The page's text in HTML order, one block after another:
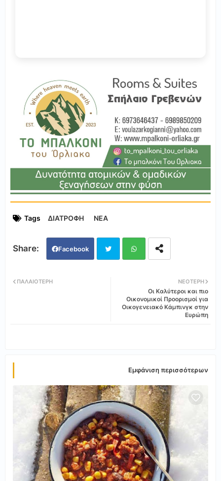
Tags ΔΙΑΤΡΟΦΗ ΝΕΑ
Facebook
ΝΕΌΤΕΡΗ
Οι Καλύτεροι και πιο
Οικονομικοί Προορισμοί για
Οικογενειακό Κάμπινγκ στην
Ευρώπη
ΠΑΛΑΙΌΤΕΡΗ
Εμφάνιση περισσότερων